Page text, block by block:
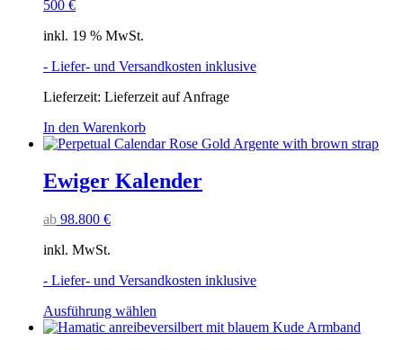
der
Produktseite
gewählt
500 €
inkl. 19 % MwSt.
- Liefer- und Versandkosten inklusive
Lieferzeit: Lieferzeit auf Anfrage
In den Warenkorb
Ewiger Kalender
ab 98.800 €
inkl. MwSt.
- Liefer- und Versandkosten inklusive
Ausführung wählen
Produkt